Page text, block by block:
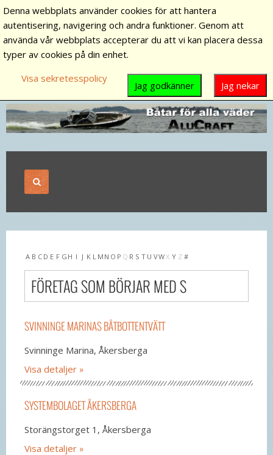
A B C D E F G H I J K L M N O P Q R S T U VWX Y Z #
FÖRETAG SOM BÖRJAR MED S
SVINNINGE MARINAS BÅTBOTTENTVÄTT
Svinninge Marina, Åkersberga
Visa detaljer
SYSTEMBOLAGET ÅKERSBERGA
Storängstorget 1, Åkersberga
Visa detaljer
Denna webbplats använder cookies för att hantera
autentisering, navigering och andra funktioner. Genom att
använda vår webbplats accepterar du att vi kan placera dessa
typer av cookies på din enhet.
Visa sekretesspolicy
Jag nekar
Jag godkänner